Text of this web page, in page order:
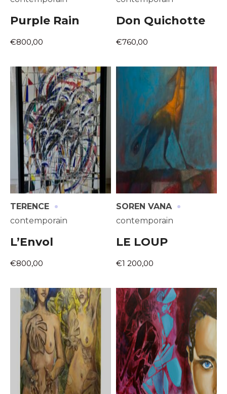
Purple Rain
€800,00
Don Quichotte
€760,00
TERENCE ·
contemporain
L’Envol
€800,00
SOREN VANA ·
contemporain
LE LOUP
€1 200,00